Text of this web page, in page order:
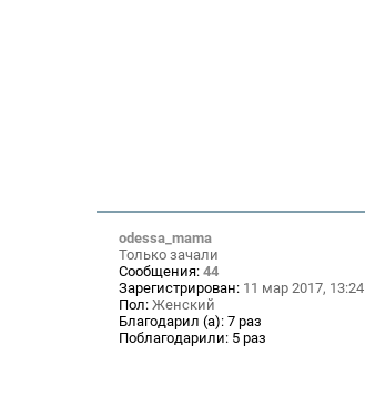
odessa_mama
Только зачали
Сообщения: 44
Зарегистрирован: 11 мар 2017, 13:24
Пол: Женский
Благодарил (а): 7 раз
Поблагодарили: 5 раз